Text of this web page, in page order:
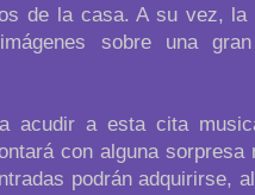
de la casa. A su vez,
sobre una
acudir a esta cita
con alguna
podrán adquirirse,